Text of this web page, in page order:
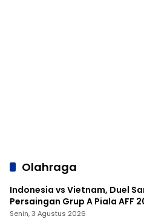
Olahraga
Indonesia vs Vietnam, Duel
Persaingan Grup A Piala AFF
Senin, 3 Agustus 2026